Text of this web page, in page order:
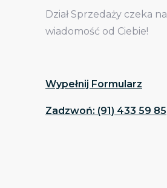
Dział Sprzedaży czeka na
wiadomość od Ciebie!
Wypełnij Formularz
Zadzwoń: (91) 433 59 85